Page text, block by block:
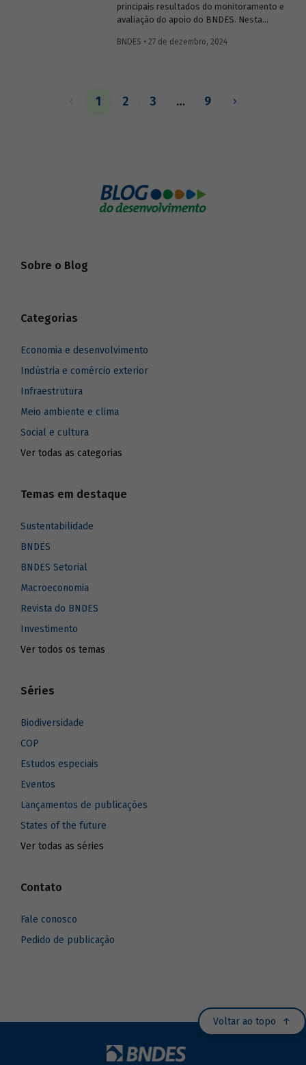
principais resultados do monitoramento e
avaliação do apoio do BNDES. Nesta
operacional, as entregas e os impactos
BNDES • 27 de dezembro, 2024
1 2 3 … 9
Sobre o Blog
Categorias
Economia e desenvolvimento
Indústria e comércio exterior
Infraestrutura
Meio ambiente e clima
Social e cultura
Ver todas as categorias
Temas em destaque
Sustentabilidade
BNDES
BNDES Setorial
Macroeconomia
Revista do BNDES
Investimento
Ver todos os temas
Séries
Biodiversidade
COP
Estudos especiais
Eventos
Lançamentos de publicações
States of the future
Ver todas as séries
Contato
Fale conosco
Pedido de publicação
Voltar ao topo